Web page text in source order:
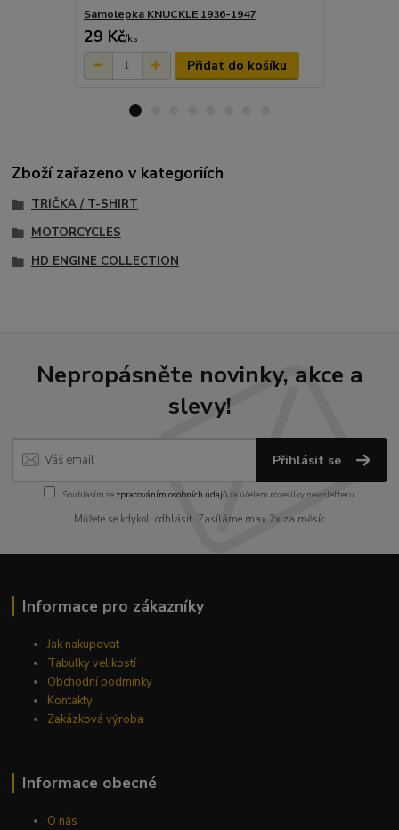
Samolepka KNUCKLE 1936-1947
29 Kč/ks
Přidat do košíku
Zboží zařazeno v kategoriích
TRIČKA / T-SHIRT
MOTORCYCLES
HD ENGINE COLLECTION
Nepropásněte novinky, akce a
slevy!
Přihlásit se
Souhlasím se zpracováním osobních údajůza účelem rozesílky newsletteru.
Můžete se kdykoli odhlásit. Zasíláme max.2x za měsíc
Informace pro zákazníky
Jak nakupovat
Tabulky velikostí
Obchodní podmínky
Kontakty
Zakázková výroba
Informace obecné
O nás